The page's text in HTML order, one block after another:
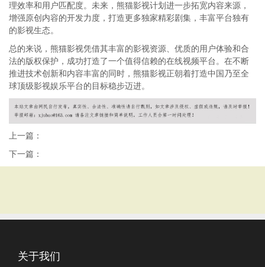
理效率和用户匹配度。未来，熊猫影视计划进一步拓宽内容来源，
增强原创内容的开发力度，打造更多独家精彩剧集，丰富平台独有
的影视生态。
总的来说，熊猫影视凭借其丰富的影视资源、优质的用户体验和合
法的版权保护，成功打造了一个值得信赖的在线视频平台。在不断
推进技术创新和内容丰富的同时，熊猫影视正朝着打造中国乃至全
球顶级影视娱乐平台的目标稳步迈进。
上一篇：
下一篇：
关于我们